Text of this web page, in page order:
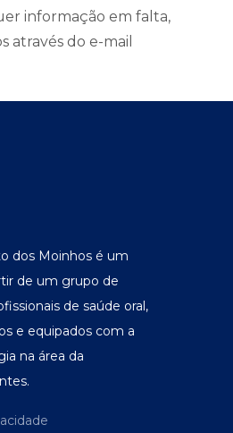
informação em falta,
através do e-mail
dos Moinhos é um
de um grupo de
de saúde oral,
e equipados com a
na área da